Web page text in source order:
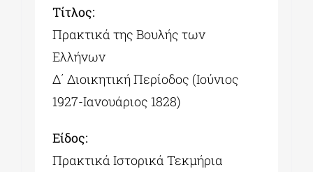
Tίτλος:
Πρακτικά της Βουλής των
Ελλήνων
Δ΄ Διοικητική Περίοδος (Ιούνιος
1927-Ιανουάριος 1828)
Είδος:
Πρακτικά Ιστορικά Τεκμήρια